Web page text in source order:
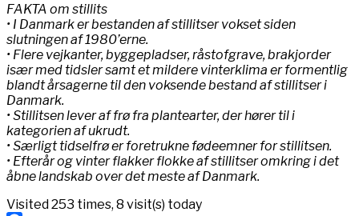
FAKTA om stillits
• I Danmark er bestanden af stillitser vokset siden
slutningen af 1980’erne.
• Flere vejkanter, byggepladser, råstofgrave, brakjorder
især med tidsler samt et mildere vinterklima er formentlig
blandt årsagerne til den voksende bestand af stillitser i
Danmark.
• Stillitsen lever af frø fra plantearter, der hører til i
kategorien af ukrudt.
• Særligt tidselfrø er foretrukne fødeemner for stillitsen.
• Efterår og vinter flakker flokke af stillitser omkring i det
åbne landskab over det meste af Danmark.
Visited 253 times, 8 visit(s) today